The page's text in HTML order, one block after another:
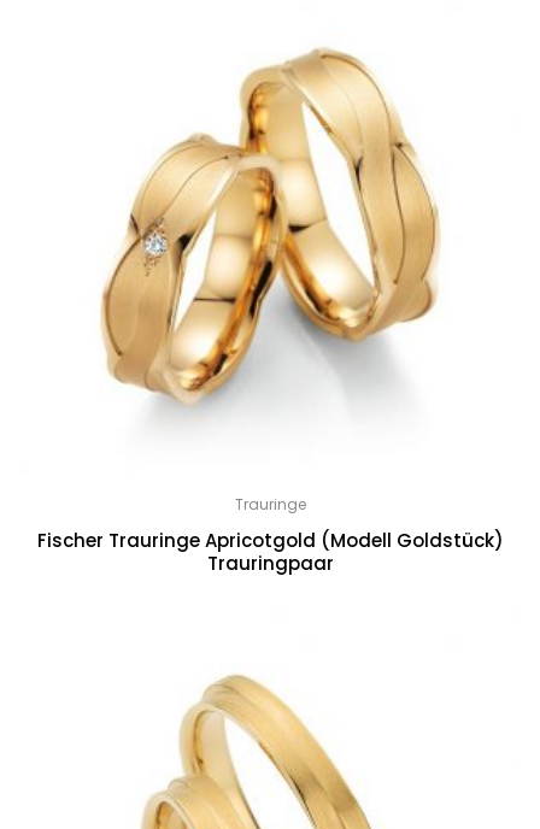
Trauringe
Fischer Trauringe Apricotgold (Modell Goldstück)
Trauringpaar